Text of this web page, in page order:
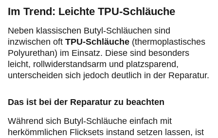
Im Trend: Leichte TPU-Schläuche
Neben klassischen Butyl-Schläuchen sind
inzwischen oft TPU-Schläuche (thermoplastisches
Polyurethan) im Einsatz. Diese sind besonders
leicht, rollwiderstandsarm und platzsparend,
unterscheiden sich jedoch deutlich in der Reparatur.
Das ist bei der Reparatur zu beachten
Während sich Butyl-Schläuche einfach mit
herkömmlichen Flicksets instand setzen lassen, ist